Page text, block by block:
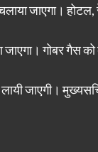
जाएगा।
गोबर गैस को
जाएगी।